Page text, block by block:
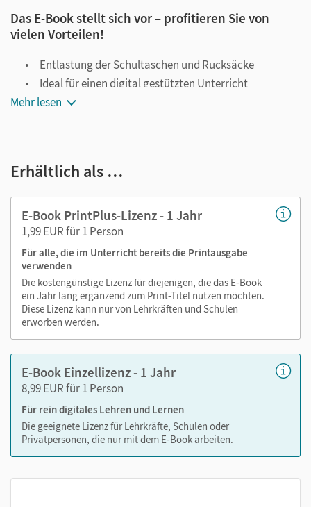
Das E-Book stellt sich vor – profitieren Sie von
vielen Vorteilen!
Entlastung der Schultaschen und Rucksäcke
Ideal für einen digital gestützten Unterricht
Notiz- und Markierungsmöglichkeit
Lernen:
Notizen erstellen
Markierungen setzen
Text ergänzen
Lesezeichen hinzufügen
Suchen im Text
Zoomen
Mehr lesen
Erhältlich als …
E-Book PrintPlus-Lizenz - 1 Jahr
1,99 EUR für 1 Person
Für alle, die im Unterricht bereits die Printausgabe
verwenden
Die kostengünstige Lizenz für diejenigen, die das E-Book
ein Jahr lang ergänzend zum Print-Titel nutzen möchten.
Diese Lizenz kann nur von Lehrkräften und Schulen
erworben werden.
E-Book Einzellizenz - 1 Jahr
8,99 EUR für 1 Person
Für rein digitales Lehren und Lernen
Die geeignete Lizenz für Lehrkräfte, Schulen oder
Privatpersonen, die nur mit dem E-Book arbeiten.